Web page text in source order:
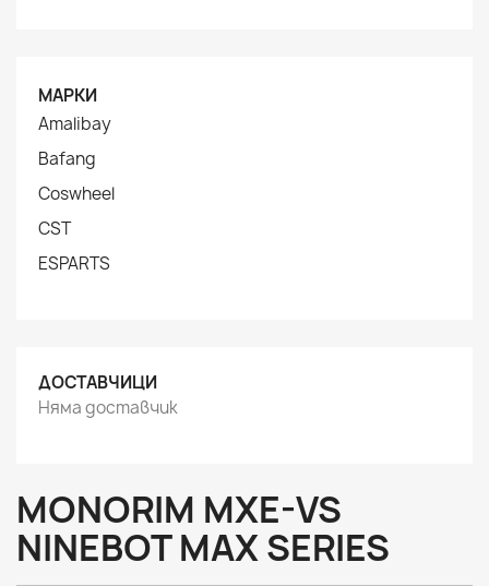
МАРКИ
Amalibay
Bafang
Coswheel
CST
ESPARTS
ДОСТАВЧИЦИ
Няма доставчик
MONORIM MXE-VS
NINEBOT MAX SERIES